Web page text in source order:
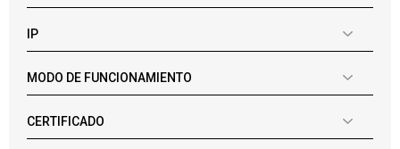
IP
MODO DE FUNCIONAMIENTO
CERTIFICADO